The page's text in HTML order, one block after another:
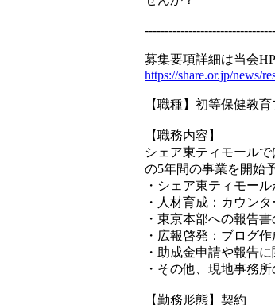
募集要項詳細は当会
https://share.or.jp/news/
【職種】初等保健教
【職務内容】
シェア東ティモール
の5年間の事業を開始
・シェア東ティモー
・人材育成：カウン
・東京本部への報告
・広報啓発：ブログ
・助成金申請や報告
・その他、現地事務
【勤務形態】契約